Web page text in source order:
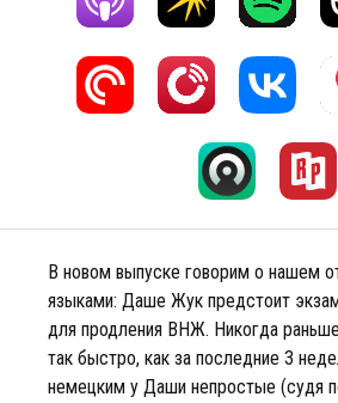
В новом выпуске говорим о нашем
языками: Даше Жук предстоит
для продления ВНЖ. Никогда
так быстро, как за последние 3
немецким у Даши непростые (судя